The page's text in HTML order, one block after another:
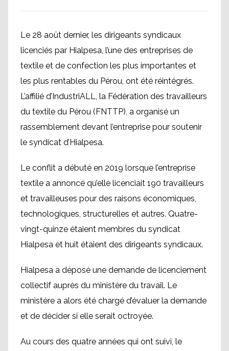
Le 28 août dernier, les dirigeants syndicaux
licenciés par Hialpesa, l’une des entreprises de
textile et de confection les plus importantes et
les plus rentables du Pérou, ont été réintégrés.
L’affilié d’IndustriALL, la Fédération des travailleurs
du textile du Pérou (FNTTP), a organisé un
rassemblement devant l’entreprise pour soutenir
le syndicat d’Hialpesa.
Le conflit a débuté en 2019 lorsque l’entreprise
textile a annoncé qu’elle licenciait 190 travailleurs
et travailleuses pour des raisons économiques,
technologiques, structurelles et autres. Quatre-
vingt-quinze étaient membres du syndicat
Hialpesa et huit étaient des dirigeants syndicaux.
Hialpesa a déposé une demande de licenciement
collectif auprès du ministère du travail. Le
ministère a alors été chargé d’évaluer la demande
et de décider si elle serait octroyée.
Au cours des quatre années qui ont suivi, le